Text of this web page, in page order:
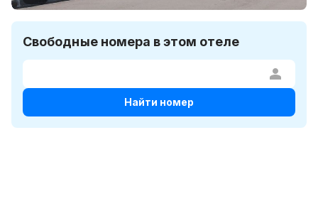
Свободные номера в этом отеле
Найти номер